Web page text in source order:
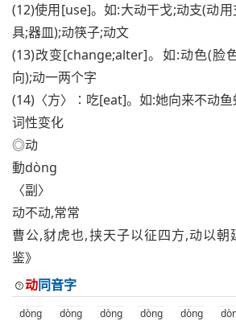
(12)使用[use]。如:大动干戈;动支(动
具;器皿);动筷子;动文
(13)改变[change;alter]。如:动色(脸
向);动一两个字
(14)〈方〉∶吃[eat]。如:她向来不动鱼
词性变化
◎动
動dòng
〈副〉
动不动,常常
曹公,豺虎也,挟天子以征四方,动以朝
鉴》
动同音字
dòng dòng dòng dòng dòng